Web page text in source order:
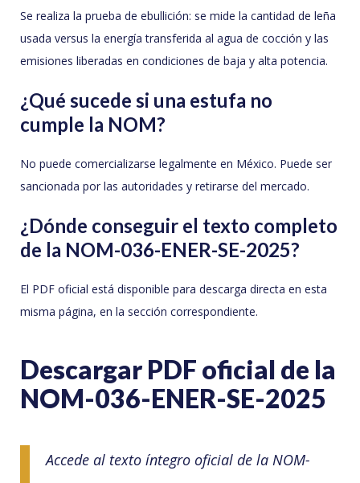
Se realiza la prueba de ebullición: se mide la cantidad de leña
usada versus la energía transferida al agua de cocción y las
emisiones liberadas en condiciones de baja y alta potencia.
¿Qué sucede si una estufa no
cumple la NOM?
No puede comercializarse legalmente en México. Puede ser
sancionada por las autoridades y retirarse del mercado.
¿Dónde conseguir el texto completo
de la NOM-036-ENER-SE-2025?
El PDF oficial está disponible para descarga directa en esta
misma página, en la sección correspondiente.
Descargar PDF oficial de la
NOM-036-ENER-SE-2025
Accede al texto íntegro oficial de la NOM-